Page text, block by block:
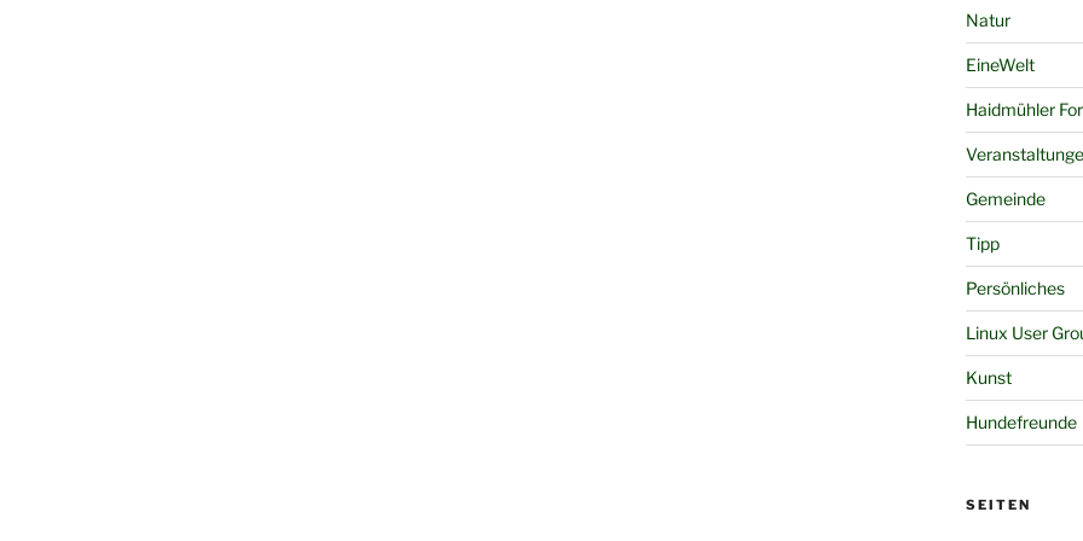
Natur
EineWelt
Haidmühler
Gemeinde
Tipp
Persönliches
Linux User
Kunst
Hundefreunde
SEITEN